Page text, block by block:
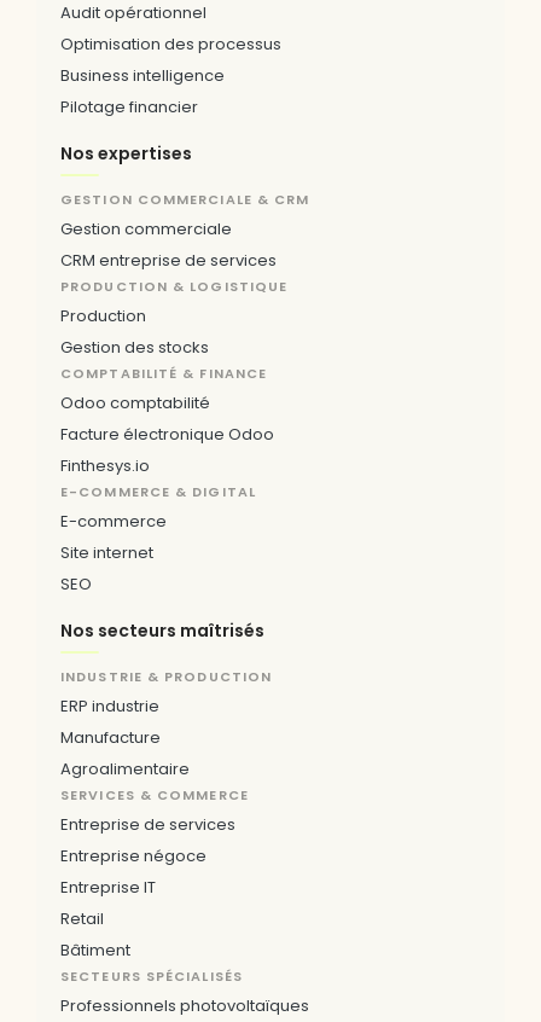
Audit opérationnel
Optimisation des processus
Business intelligence
Pilotage financier
Nos expertises
GESTION COMMERCIALE & CRM
Gestion commerciale
CRM entreprise de services
PRODUCTION & LOGISTIQUE
Production
Gestion des stocks
COMPTABILITÉ & FINANCE
Odoo comptabilité
Facture électronique Odoo
Finthesys.io
E-COMMERCE & DIGITAL
E-commerce
Site internet
SEO
Nos secteurs maîtrisés
INDUSTRIE & PRODUCTION
ERP industrie
Manufacture
Agroalimentaire
SERVICES & COMMERCE
Entreprise de services
Entreprise négoce
Entreprise IT
Retail
Bâtiment
SECTEURS SPÉCIALISÉS
Professionnels photovoltaïques